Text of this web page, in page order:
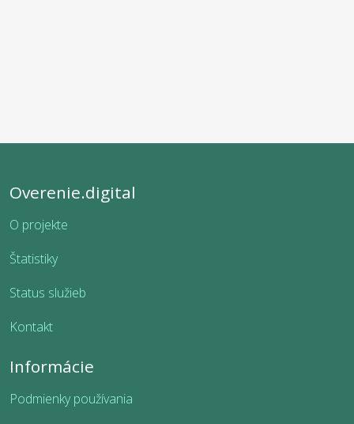
Overenie.digital
O projekte
Štatistiky
Status služieb
Kontakt
Informácie
Podmienky používania